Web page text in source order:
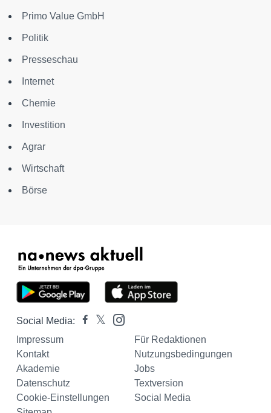
Primo Value GmbH
Politik
Presseschau
Internet
Chemie
Investition
Agrar
Wirtschaft
Börse
Social Media:
Impressum
Für Redaktionen
Kontakt
Nutzungsbedingungen
Akademie
Jobs
Datenschutz
Textversion
Cookie-Einstellungen
Social Media